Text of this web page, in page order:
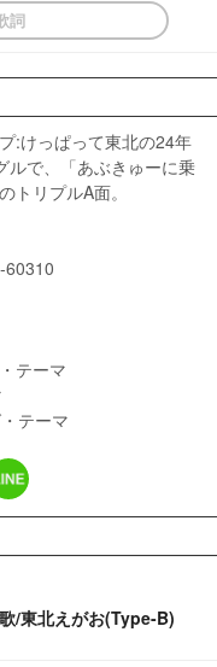
詞
:けっぱって東北の24年
ルで、「あぶきゅーに乗
トリプルA面。
60310
テーマ
テーマ
/東北えがお(Type-B)